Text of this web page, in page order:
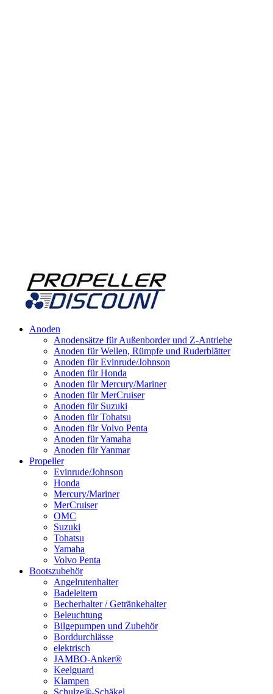
Anoden
Anodensätze für Außenborder und Z-Antriebe
Anoden für Wellen, Rümpfe und Ruderblätter
Anoden für Evinrude/Johnson
Anoden für Honda
Anoden für Mercury/Mariner
Anoden für MerCruiser
Anoden für Suzuki
Anoden für Tohatsu
Anoden für Volvo Penta
Anoden für Yamaha
Anoden für Yanmar
Propeller
Evinrude/Johnson
Honda
Mercury/Mariner
MerCruiser
OMC
Suzuki
Tohatsu
Yamaha
Volvo Penta
Bootszubehör
Angelrutenhalter
Badeleitern
Becherhalter / Getränkehalter
Beleuchtung
Bilgepumpen und Zubehör
Borddurchlässe
elektrisch
JAMBO-Anker®
Keelguard
Klampen
Schulze®-Schäkel